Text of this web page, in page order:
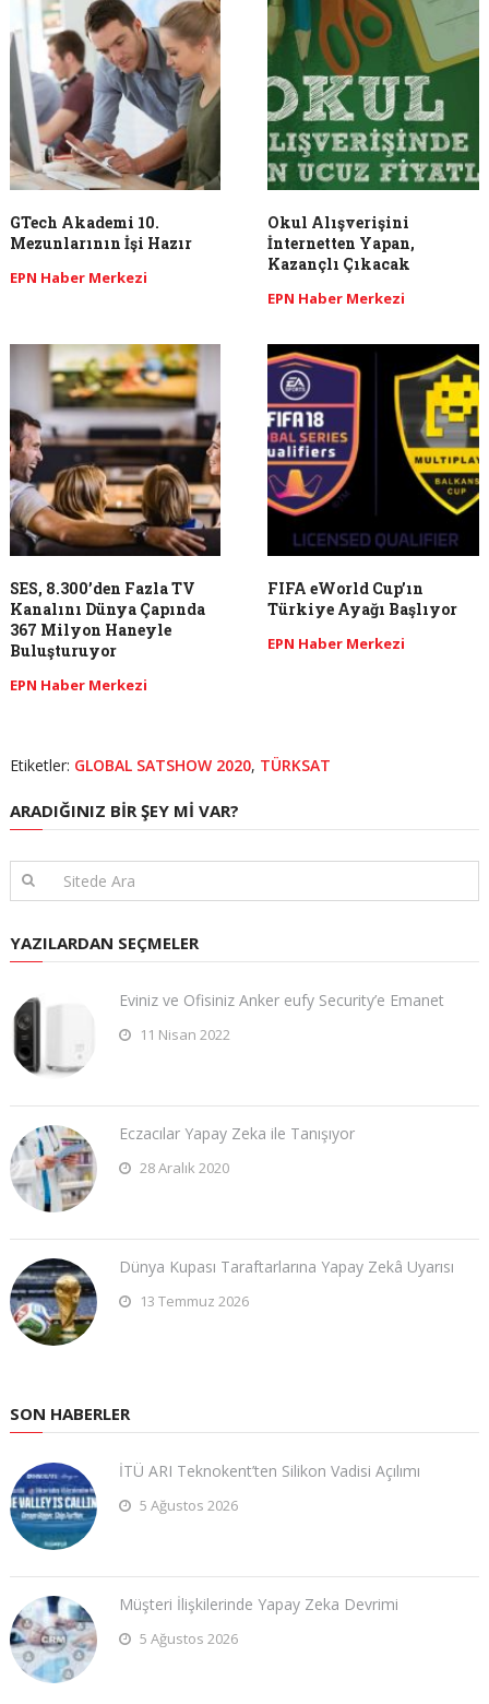
GTech Akademi 10.
Mezunlarının İşi Hazır
EPN Haber Merkezi
Okul Alışverişini
İnternetten Yapan,
Kazançlı Çıkacak
EPN Haber Merkezi
SES, 8.300’den Fazla TV
Kanalını Dünya Çapında
367 Milyon Haneyle
Buluşturuyor
EPN Haber Merkezi
FIFA eWorld Cup’ın
Türkiye Ayağı Başlıyor
EPN Haber Merkezi
Etiketler: GLOBAL SATSHOW 2020, TÜRKSAT
ARADIĞINIZ BIR ŞEY MI VAR?
YAZILARDAN SEÇMELER
Eviniz ve Ofisiniz Anker eufy Security’e Emanet
11 Nisan 2022
Eczacılar Yapay Zeka ile Tanışıyor
28 Aralık 2020
Dünya Kupası Taraftarlarına Yapay Zekâ Uyarısı
13 Temmuz 2026
SON HABERLER
İTÜ ARI Teknokent’ten Silikon Vadisi Açılımı
5 Ağustos 2026
Müşteri İlişkilerinde Yapay Zeka Devrimi
5 Ağustos 2026